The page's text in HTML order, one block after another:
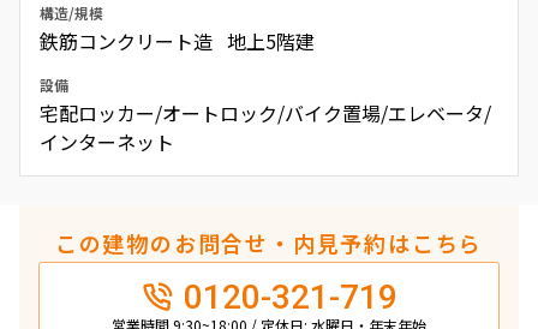
構造/規模
鉄筋コンクリート造 地上5階建
設備
宅配ロッカー/オートロック/バイク置場/エレベータ/
インターネット
この建物のお問合せ・内見予約はこちら
0120-321-719
営業時間 9:30~18:00 / 定休日: 水曜日・年末年始